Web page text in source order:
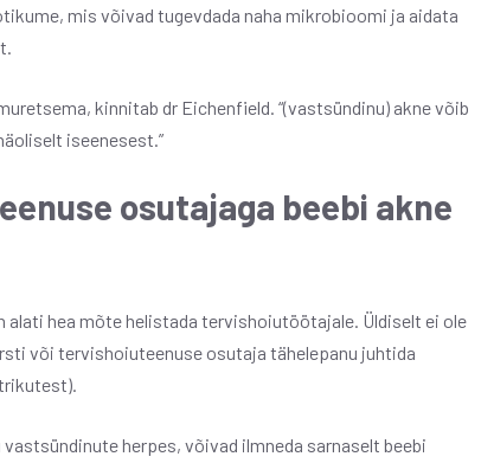
mis võivad tugevdada naha mikrobioomi ja aidata
kinnitab dr Eichenfield. “(vastsündinu) akne võib
iseenesest.”
osutajaga beebi akne
alati hea mõte helistada tervishoiutöötajale. Üldiselt ei ole
või tervishoiuteenuse osutaja tähelepanu juhtida
herpes, võivad ilmneda sarnaselt beebi